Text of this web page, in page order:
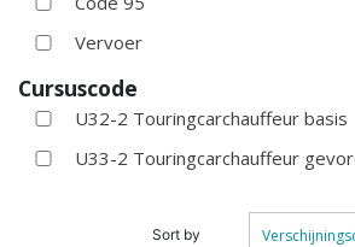
Vervoer
Cursuscode
U32-2 Touringcarchauffeur basis
U33-2 Touringcarchauffeur
Sort by